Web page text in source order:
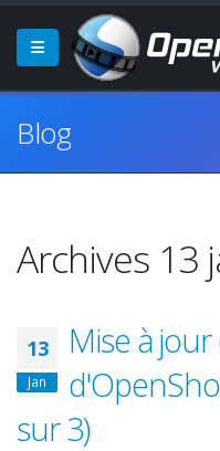
Blog
Archives 13
13
Jan
Mise à
sur 3)